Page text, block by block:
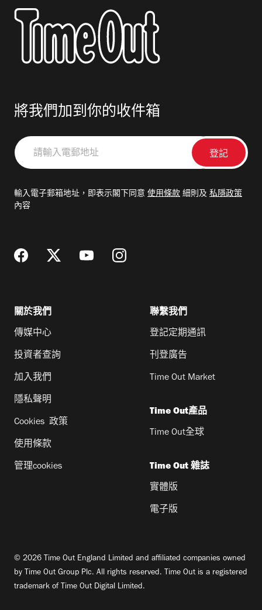
將我們加到你的收件箱
請
輸
郵
輸入電子郵箱地址，即表示閣下同意 使用條款 細則及 私隱政策
內容
關於我們
傳媒中心
投資者查詢
加入我們
隱私聲明
Cookies 政策
使用條款
管理cookies
聯繫我們
登記定期通訊
刊登廣告
Time Out Market
Time Out產品
Time Out全球
Time Out 雜誌
實體版
電子版
© 2026 Time Out England Limited and affiliated companies owned
by Time Out Group Plc. All rights reserved. Time Out is a registered
trademark of Time Out Digital Limited.